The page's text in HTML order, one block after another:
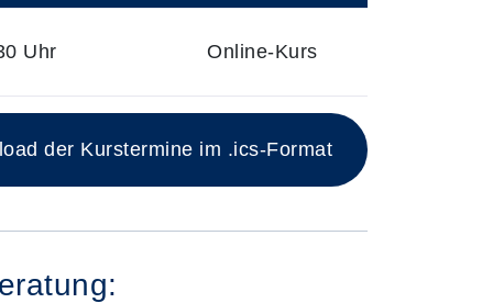
Uhr Online-Kurs
der Kurstermine im .ics-Format